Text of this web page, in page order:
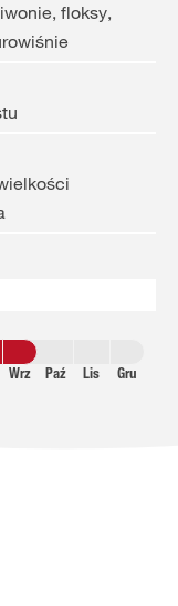
floksy,
Wrz Paź Lis Gru